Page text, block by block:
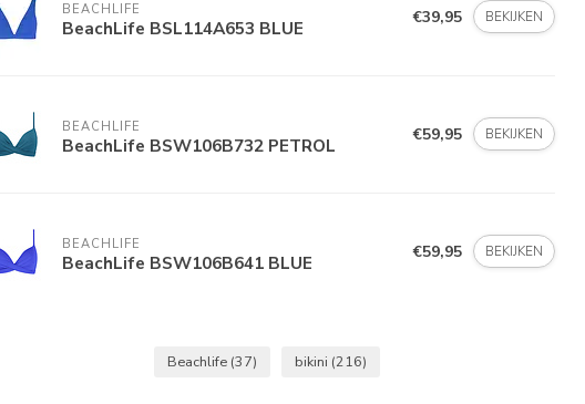
BEACHLIFE
BeachLife BSL114A653 BLUE €39,95 BEKIJKEN
BEACHLIFE
BeachLife BSW106B732 PETROL €59,95 BEKIJKEN
BEACHLIFE
BeachLife BSW106B641 BLUE €59,95 BEKIJKEN
Beachlife (37) bikini (216)